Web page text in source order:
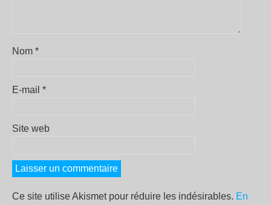
Nom *
E-mail *
Site web
Ce site utilise Akismet pour réduire les indésirables. En